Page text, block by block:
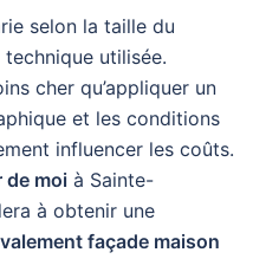
selon la taille du
utilisée.
cher qu’appliquer un
et les conditions
influencer les coûts.
de moi à Sainte-
à obtenir une
façade maison